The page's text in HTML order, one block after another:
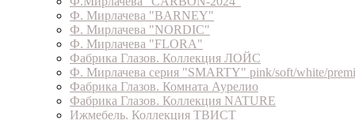
Ф. Мирлачева "BARNEY"
Ф. Мирлачева "NORDIC"
Ф. Мирлачева "FLORA"
Фабрика Глазов. Коллекция ЛОЙС
Ф. Мирлачева серия "SMARTY" pink/soft/white/
Фабрика Глазов. Комната Аурелио
Фабрика Глазов. Коллекция NATURE
Ижмебель. Коллекция ТВИСТ